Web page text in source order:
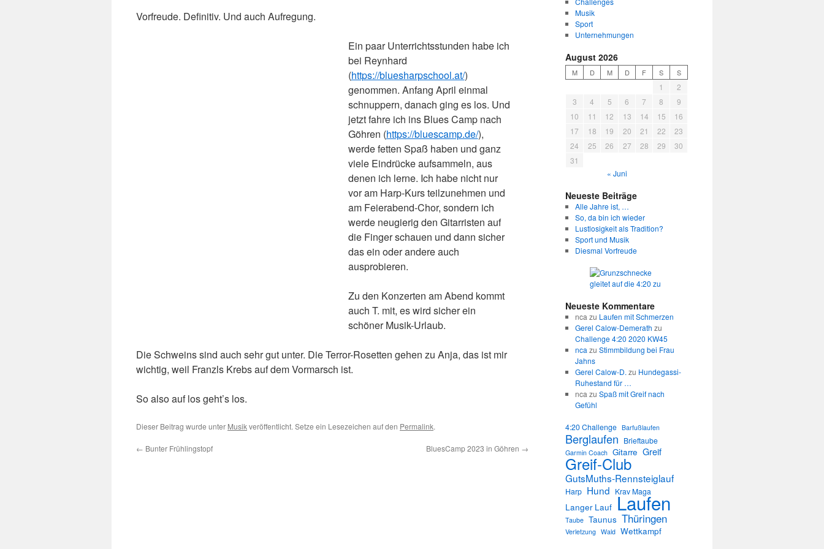
Vorfreude. Definitiv. Und auch Aufregung.
Ein paar Unterrichtsstunden habe ich
bei Reynhard
(https://bluesharpschool.at/)
genommen. Anfang April einmal
schnuppern, danach ging es los. Und
jetzt fahre ich ins Blues Camp nach
Göhren (https://bluescamp.de/),
werde fetten Spaß haben und ganz
viele Eindrücke aufsammeln, aus
denen ich lerne. Ich habe nicht nur
vor am Harp-Kurs teilzunehmen und
am Feierabend-Chor, sondern ich
werde neugierig den Gitarristen auf
die Finger schauen und dann sicher
das ein oder andere auch
ausprobieren.
Zu den Konzerten am Abend kommt
auch T. mit, es wird sicher ein
schöner Musik-Urlaub.
Die Schweins sind auch sehr gut unter. Die Terror-Rosetten gehen zu Anja, das ist mir
wichtig, weil Franzls Krebs auf dem Vormarsch ist.
So also auf los geht’s los.
Dieser Beitrag wurde unter Musikveröffentlicht. Setze ein Lesezeichen auf den Permalink.
← Bunter Frühlingstopf BluesCamp 2023 in Göhren →
Musik
Sport
Unternehmungen
August 2026
M D M D F S S
1
2
3
4 5 6 7 8
9
10
11 12 13 14 15
16
17
18 19 20 21 22
23
24
25 26 27 28 29
30
31
« Juni
Neueste Beiträge
Alle Jahre ist, …
So, da bin ich wieder
Lustlosigkeit als Tradition?
Sport und Musik
Diesmal Vorfreude
Neueste Kommentare
nca zu Laufen mit Schmerzen
Gerel Calow-Demerath zu
Challenge 4:20 2020 KW45
nca zu Stimmbildung bei Frau
Jahns
Gerel Calow-D. zu Hundegassi-
Ruhestand für …
nca zu Spaß mit Greif nach
Gefühl
4:20 Challenge Barfußlaufen
Berglaufen Brieftaube
Garmin Coach Gitarre Greif
Greif-Club
GutsMuths-Rennsteiglauf
Harp Hund Krav Maga
Langer Lauf Laufen
Taube Taunus Thüringen
Verletzung Wald Wettkampf